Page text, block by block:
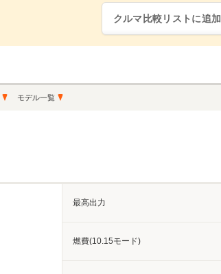
クルマ比較リストに追加
モデル一覧
最高出力
燃費(10.15モード)